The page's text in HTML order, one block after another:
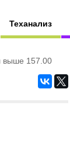
Теханализ
выше 157.00